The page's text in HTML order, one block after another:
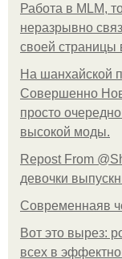
Работа в MLM,
неразрывно
своей страницы
На шанхайской
Совершенно
просто
высокой моды.
Repost From
девочки
Современнаяв
Вот это вырез:
всех в